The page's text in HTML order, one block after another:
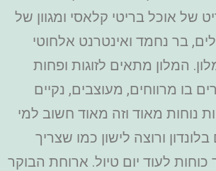
של אוכל בריטי קלאסי ומגוון של
בר נחמד ואינטרנט אלחוטי
המלון מתאים לזוגות ופחות
בו מרווחים, מעוצבים, נקיים
נוחות מאוד וזה מאוד חשוב למי
ורוצה לישון כמו שצריך
כוחות לעוד יום טיול. ארוחת הבוקר